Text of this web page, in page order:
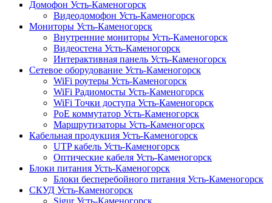
Домофон Усть-Каменогорск
Видеодомофон Усть-Каменогорск
Мониторы Усть-Каменогорск
Внутренние мониторы Усть-Каменогорск
Видеостена Усть-Каменогорск
Интерактивная панель Усть-Каменогорск
Сетевое оборудование Усть-Каменогорск
WiFi роутеры Усть-Каменогорск
WiFi Радиомосты Усть-Каменогорск
WiFi Точки доступа Усть-Каменогорск
PoE коммутатор Усть-Каменогорск
Маршрутизаторы Усть-Каменогорск
Кабельная продукция Усть-Каменогорск
UTP кабель Усть-Каменогорск
Оптические кабеля Усть-Каменогорск
Блоки питания Усть-Каменогорск
Блоки бесперебойного питания Усть-Каменогорск
СКУД Усть-Каменогорск
Sigur Усть-Каменогорск